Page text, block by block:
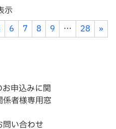
示
6 7 8 9 … 28 »
申込みに関
者様専用窓
い合わせ